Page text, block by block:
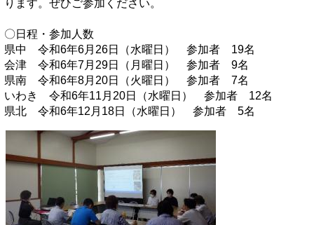
ります。ぜひご参加ください。
〇日程・参加人数
県中 令和6年6月26日（水曜日） 参加者 19名
会津 令和6年7月29日（月曜日） 参加者 9名
県南 令和6年8月20日（火曜日） 参加者 7名
いわき 令和6年11月20日（水曜日） 参加者 12名
県北 令和6年12月18日（水曜日） 参加者 5名